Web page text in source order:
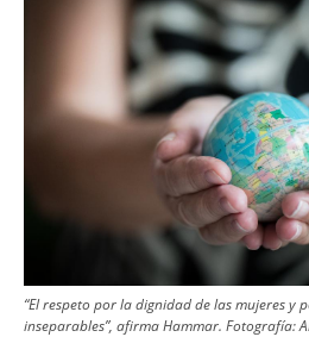
“El respeto por la dignidad de las mujeres y
inseparables”, afirma Hammar. Fotografía: